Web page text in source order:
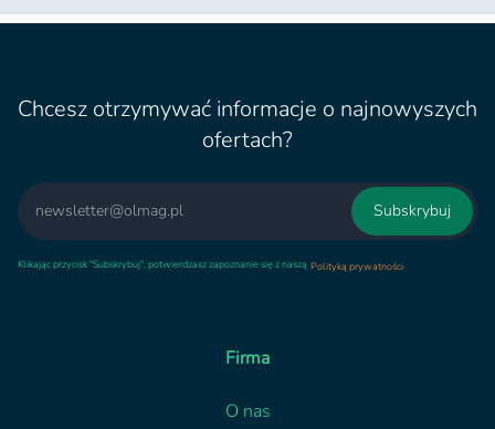
Chcesz otrzymywać informacje o najnowyszych
ofertach?
Email
Subskrybuj
Klikając przycisk "Subskrybuj", potwierdzasz zapoznanie się z naszą Polityką prywatności.
Firma
O nas